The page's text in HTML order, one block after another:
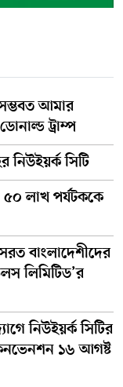
সম্ভবত আমার
ট্রাম্প
নিউইয়র্ক সিটি
৫০ লাখ পর্যটককে
বাংলাদেশীদের
লিমিটিড’র
নিউইয়র্ক সিটির
কনভেনশন ১৬ আগষ্ট